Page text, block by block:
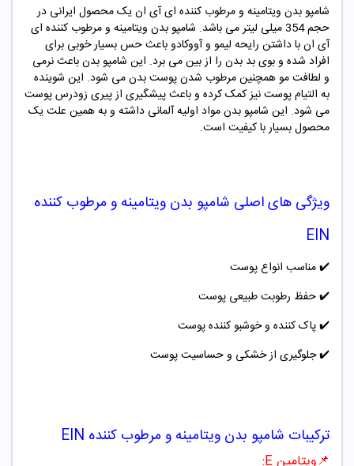
شامپو بدن ویتامینه و مرطوب کننده ای آی انیک محصول ایرانی در
حجم 354 میلی لیتر می باشد. شامپو بدن ویتامینه و مرطوب کننده ای
آی ان با داشتن رایحه لیمو و آووکادو باعث حس بسیار خوبی برای
افراد شده و بوی بد بدن را از بین می برد. این شامپو بدن باعث نرمی
و لطافت مو همچنین مرطوب شدن پوست بدن می شود. این شوینده
به التیام پوست نیز کمک کرده و باعث پیشگیری از پیری زودرس پوست
می شود. این شامپو بدن مواد اولیه آلمانی داشته و به همین علت یک
محصول بسیار با کیفیت است.
ویژگی های اصلی شامپو بدن ویتامینه و مرطوب کننده
EIN
✔️مناسب انواع پوست
✔️حفظ رطوبت طبیعی پوست
✔️پاک کننده و خوشبو کننده پوست
✔️جلوگیری از خشکی و حساسیت پوست
ترکیبات شامپو بدن ویتامینه و مرطوب کننده EIN
📌ویتامین E :